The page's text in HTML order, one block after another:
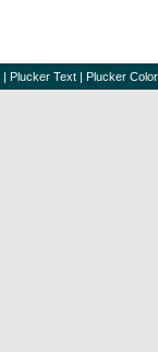
| Plucker Text | Plucker Color